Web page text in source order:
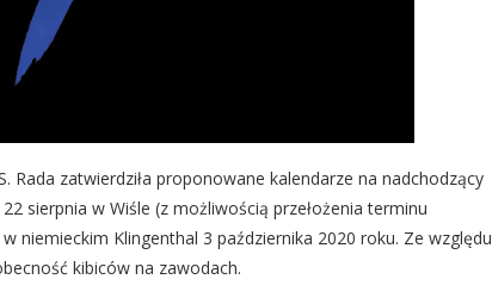
Rada zatwierdziła proponowane kalendarze na nadchodzący
sierpnia w Wiśle (z możliwością przełożenia terminu
niemieckim Klingenthal 3 października 2020 roku. Ze względu
kibiców na zawodach.